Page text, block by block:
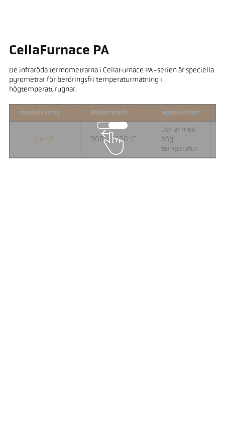
CellaFurnace PA
De infraröda termometrarna i CellaFurnace PA-serien är speciella
pyrometrar för beröringsfri temperaturmätning i
högtemperaturugnar.
modell serie Mätområde applikation
PA 46 900 - 3200 °C
Ugnar med
hög
temperatur